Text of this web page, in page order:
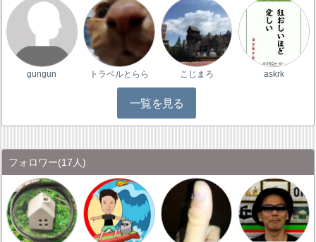
gungun トラベルとらら こじまろ askrk
一覧を見る
フォロワー(17人)